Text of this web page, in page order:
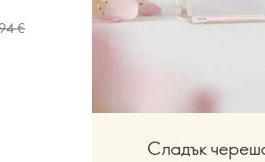
€
Сладък